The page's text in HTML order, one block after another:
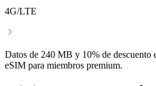
4G/LTE
Datos de 240 MB y 10% de descuento
eSIM para miembros premium.